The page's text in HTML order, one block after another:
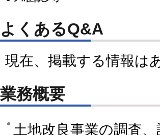
よくあるQ&A
現在、掲載する情報は
業務概要
土地改良事業の調査